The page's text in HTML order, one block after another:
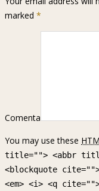
marked *
Comenta
You may use these
title=""> <abbr
<blockquote
<em> <i> <q